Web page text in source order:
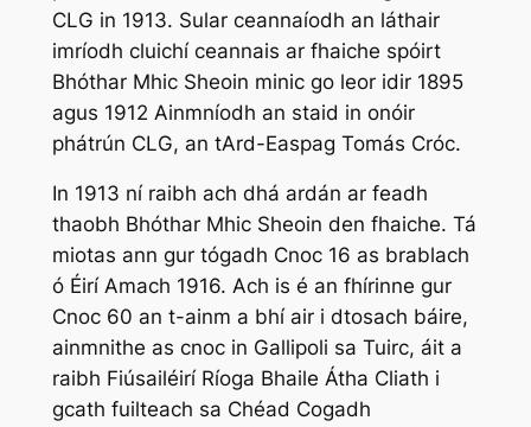
CLG in 1913. Sular ceannaíodh an láthair
imríodh cluichí ceannais ar fhaiche spóirt
Bhóthar Mhic Sheoin minic go leor idir 1895
agus 1912 Ainmníodh an staid in onóir
phátrún CLG, an tArd-Easpag Tomás Cróc.
In 1913 ní raibh ach dhá ardán ar feadh
thaobh Bhóthar Mhic Sheoin den fhaiche. Tá
miotas ann gur tógadh Cnoc 16 as brablach
ó Éirí Amach 1916. Ach is é an fhírinne gur
Cnoc 60 an t-ainm a bhí air i dtosach báire,
ainmnithe as cnoc in Gallipoli sa Tuirc, áit a
raibh Fiúsailéirí Ríoga Bhaile Átha Cliath i
gcath fuilteach sa Chéad Cogadh